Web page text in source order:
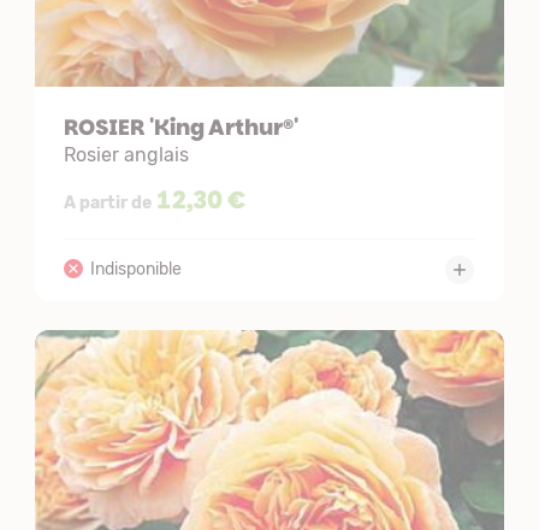
ROSIER 'King Arthur®'
Rosier anglais
A partir de 12,30 €